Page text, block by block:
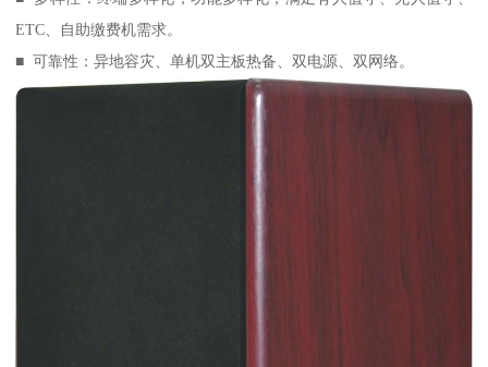
ETC、自助缴费机需求。
■ 可靠性：异地容灾、单机双主板热备、双电源、双网络。